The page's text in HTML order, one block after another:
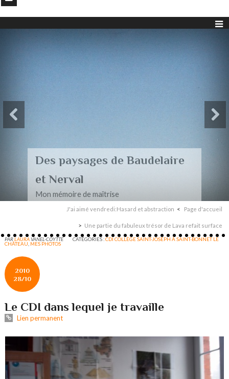
Des paysages de Baudelaire
et Nerval
Mon mémoire de maîtrise
J'ai aimé vendredi:Hasard et abstraction Page d'accueil
Une partie du fabuleux trésor de Lava refait surface
PARLAURAVANEL-COYTTE CATÉGORIES :CDI COLLÈGE SAINT-JOSEPH À SAINT-BONNET LE
CHÂTEAU MES PHOTOS
2010
28/10
Le CDI dans lequel je travaille
Lien permanent